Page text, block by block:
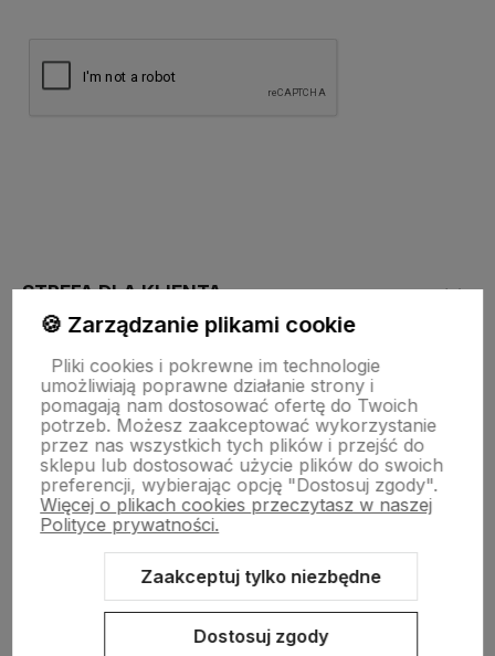
STREFA DLA KLIENTA
PŁATNOŚĆ I DOSTAWA
STRONY INFORMACYJNE
POMOC DLA KLIENTA
Zawartość tej strony jest chroniona prawem autorskim - PINK BOX®
🍪 Zarządzanie plikami cookie
Pliki cookies i pokrewne im technologie
umożliwiają poprawne działanie strony i
pomagają nam dostosować ofertę do Twoich
potrzeb. Możesz zaakceptować wykorzystanie
przez nas wszystkich tych plików i przejść do
sklepu lub dostosować użycie plików do swoich
preferencji, wybierając opcję "Dostosuj zgody".
Więcej o plikach cookies przeczytasz w naszej
Polityce prywatności.
Zaakceptuj tylko niezbędne
Dostosuj zgody